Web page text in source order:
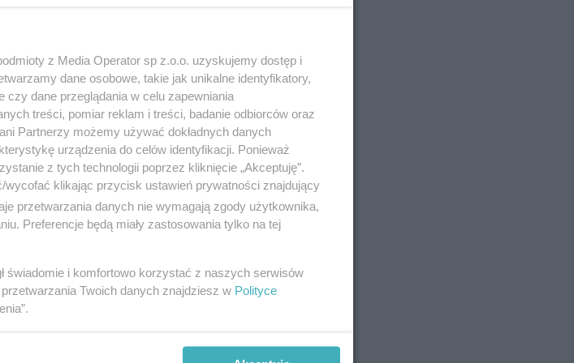
REKLAMA
z Media Operator sp z.o.o. uzyskujemy dostęp i
dane osobowe, takie jak unikalne identyfikatory,
czy dane przeglądania w celu zapewniania
treści, pomiar reklam i treści, badanie odbiorców oraz
Partnerzy możemy używać dokładnych danych
urządzenia do celów identyfikacji. Ponieważ
z tych technologii poprzez kliknięcie „Akceptuję”.
klikając przycisk ustawień prywatności znajdujący
przetwarzania danych nie wymagają zgody użytkownika,
Preferencje będą miały zastosowania tylko na tej
świadomie i komfortowo korzystać z naszych serwisów
Twoich danych znajdziesz w Polityce